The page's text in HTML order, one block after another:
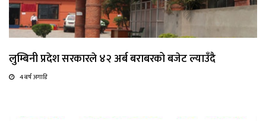
लुम्बिनी प्रदेश सरकारले ४२ अर्ब बराबरको बजेट ल्याउँदै
4 बर्ष अगाडि